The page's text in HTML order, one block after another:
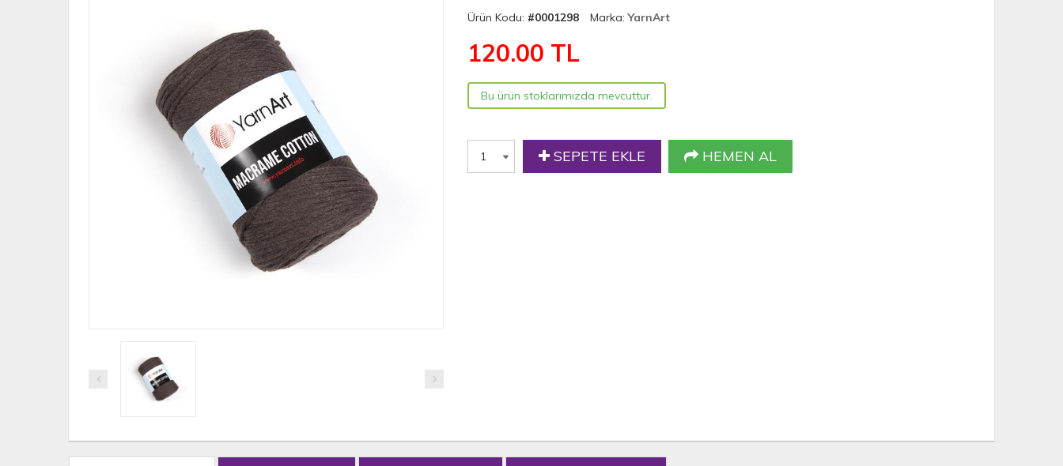
Ürün Kodu: #0001298 Marka:YarnArt
120.00 TL
Bu ürün stoklarımızda mevcuttur.
SEPETE EKLE HEMEN AL